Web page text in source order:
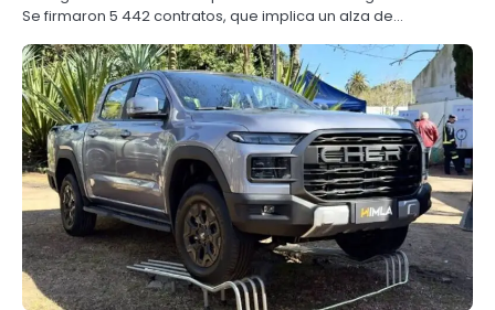
Se firmaron 5 442 contratos, que implica un alza de…